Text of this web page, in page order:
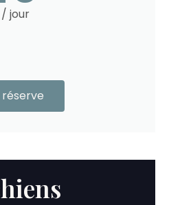
/ jour